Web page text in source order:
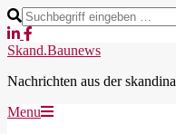
Skip
to
content
Search
Skand.Baunews
Nachrichten aus der
Secondary
Menu